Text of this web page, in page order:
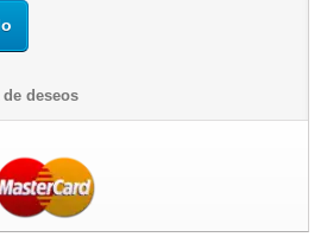
deseos